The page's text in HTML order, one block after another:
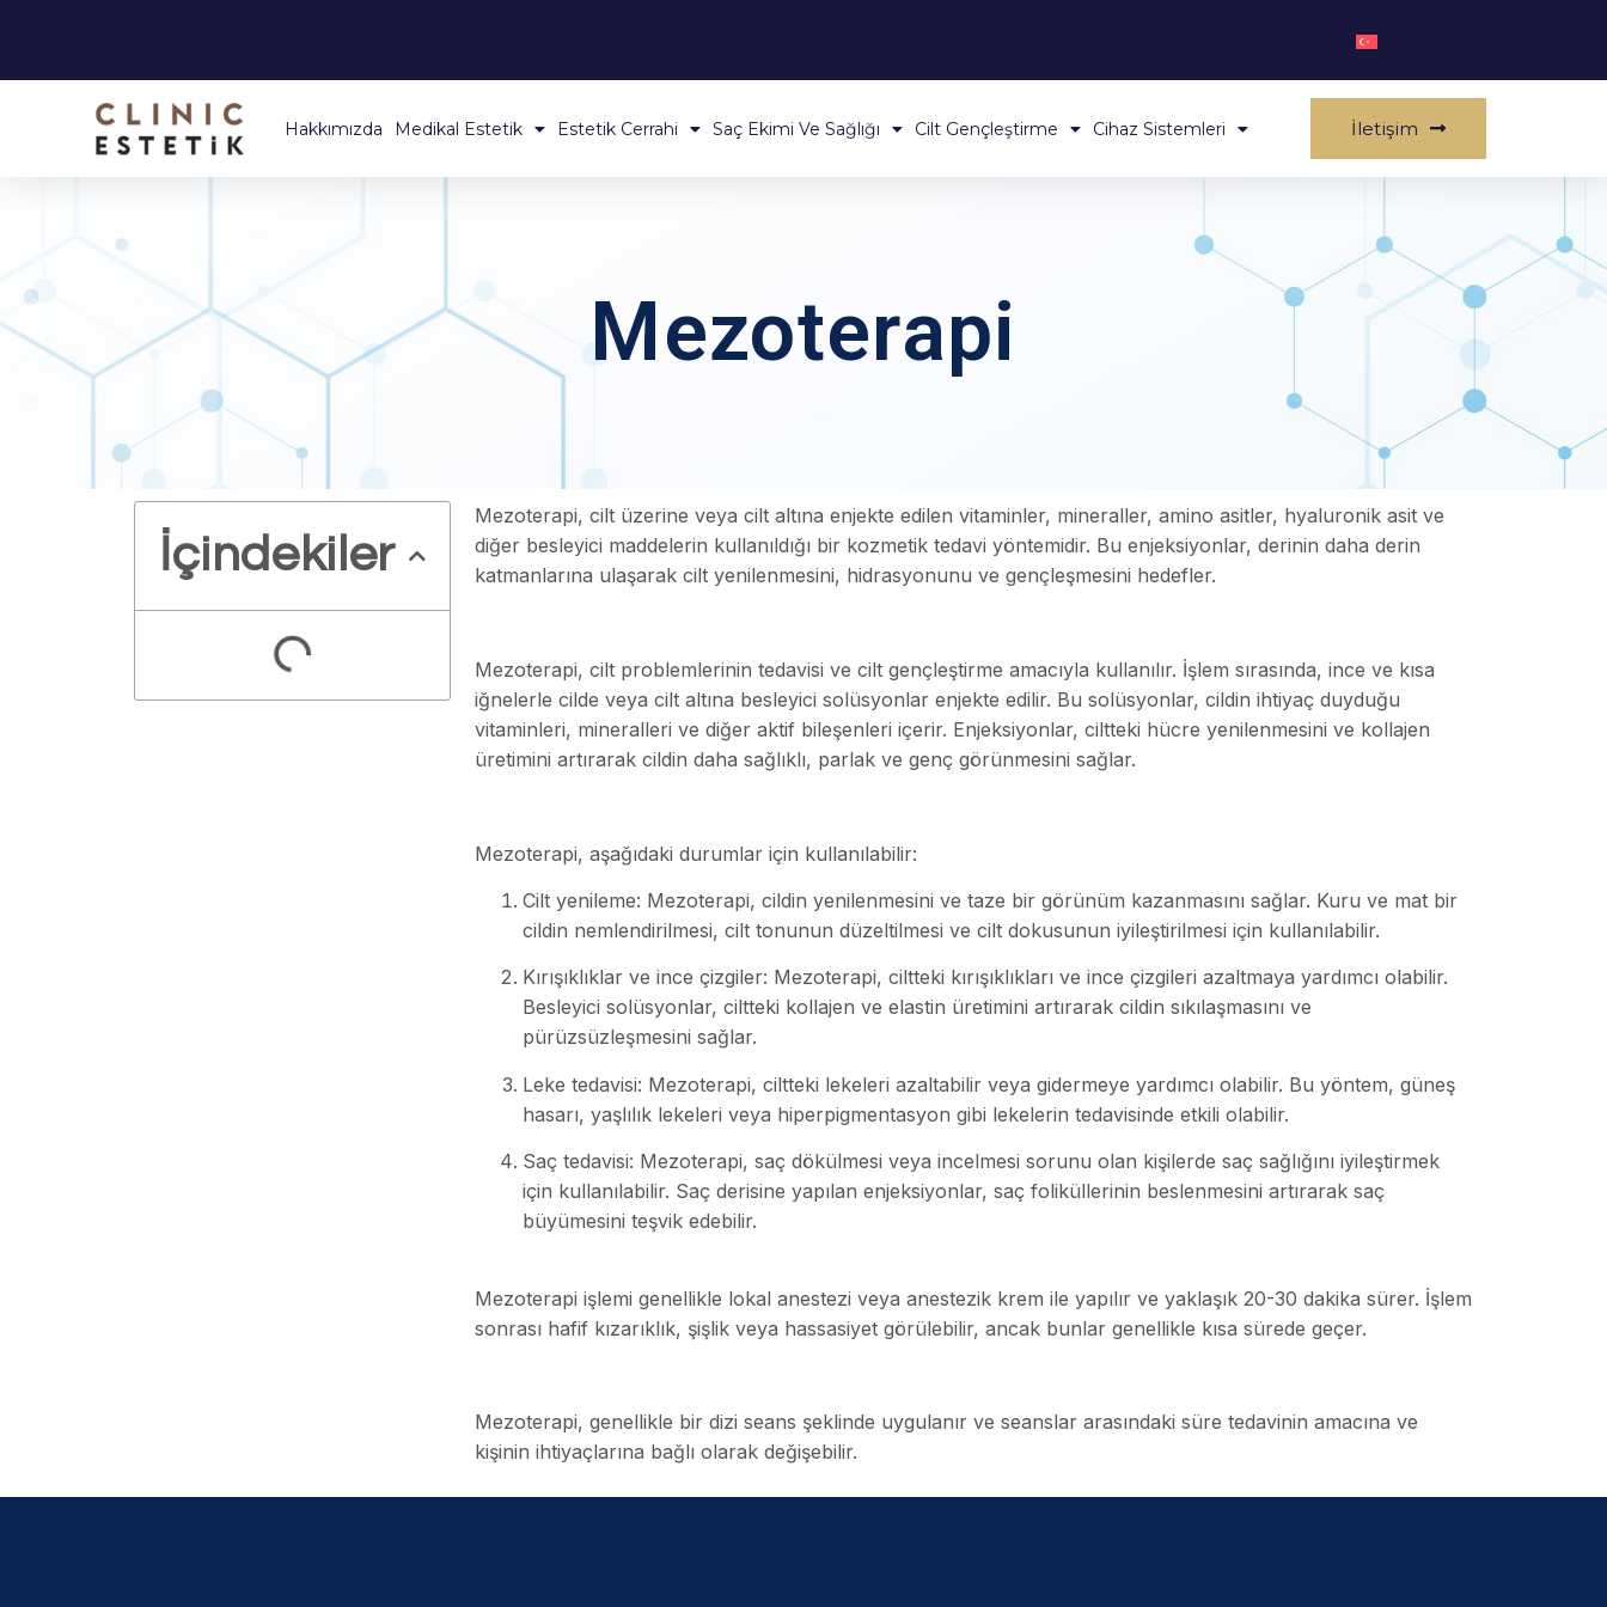
Hakkımızda Medikal Estetik Estetik Cerrahi Saç Ekimi Ve Sağlığı Cilt Gençleştirme Cihaz Sistemleri İletişim
Mezoterapi
İçindekiler
Mezoterapi, cilt üzerine veya cilt altına enjekte edilen vitaminler, mineraller, amino asitler, hyaluronik asit ve
diğer besleyici maddelerin kullanıldığı bir kozmetik tedavi yöntemidir. Bu enjeksiyonlar, derinin daha derin
katmanlarına ulaşarak cilt yenilenmesini, hidrasyonunu ve gençleşmesini hedefler.
Mezoterapi, cilt problemlerinin tedavisi ve cilt gençleştirme amacıyla kullanılır. İşlem sırasında, ince ve kısa
iğnelerle cilde veya cilt altına besleyici solüsyonlar enjekte edilir. Bu solüsyonlar, cildin ihtiyaç duyduğu
vitaminleri, mineralleri ve diğer aktif bileşenleri içerir. Enjeksiyonlar, ciltteki hücre yenilenmesini ve kollajen
üretimini artırarak cildin daha sağlıklı, parlak ve genç görünmesini sağlar.
Mezoterapi, aşağıdaki durumlar için kullanılabilir:
Cilt yenileme: Mezoterapi, cildin yenilenmesini ve taze bir görünüm kazanmasını sağlar. Kuru ve mat bir
cildin nemlendirilmesi, cilt tonunun düzeltilmesi ve cilt dokusunun iyileştirilmesi için kullanılabilir.
Kırışıklıklar ve ince çizgiler: Mezoterapi, ciltteki kırışıklıkları ve ince çizgileri azaltmaya yardımcı olabilir.
Besleyici solüsyonlar, ciltteki kollajen ve elastin üretimini artırarak cildin sıkılaşmasını ve
pürüzsüzleşmesini sağlar.
Leke tedavisi: Mezoterapi, ciltteki lekeleri azaltabilir veya gidermeye yardımcı olabilir. Bu yöntem, güneş
hasarı, yaşlılık lekeleri veya hiperpigmentasyon gibi lekelerin tedavisinde etkili olabilir.
Saç tedavisi: Mezoterapi, saç dökülmesi veya incelmesi sorunu olan kişilerde saç sağlığını iyileştirmek
için kullanılabilir. Saç derisine yapılan enjeksiyonlar, saç foliküllerinin beslenmesini artırarak saç
büyümesini teşvik edebilir.
Mezoterapi işlemi genellikle lokal anestezi veya anestezik krem ile yapılır ve yaklaşık 20-30 dakika sürer. İşlem
sonrası hafif kızarıklık, şişlik veya hassasiyet görülebilir, ancak bunlar genellikle kısa sürede geçer.
Mezoterapi, genellikle bir dizi seans şeklinde uygulanır ve seanslar arasındaki süre tedavinin amacına ve
kişinin ihtiyaçlarına bağlı olarak değişebilir.